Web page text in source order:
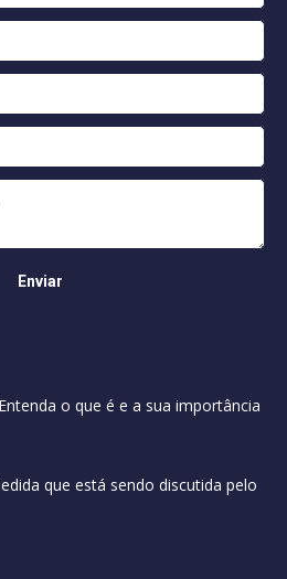
o que é e a sua importância
que está sendo discutida pelo